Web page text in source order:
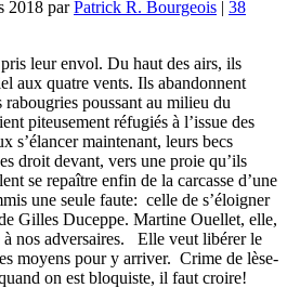
2018 parPatrick R. Bourgeois | 38
leur envol. Du haut des airs, ils
aux quatre vents. Ils abandonnent
poussant au milieu du
piteusement réfugiés à l’issue des
s’élancer maintenant, leurs becs
droit devant, vers une proie qu’ils
se repaître enfin de la carcasse d’une
une seule faute: celle de s’éloigner
Gilles Duceppe. Martine Ouellet, elle,
à nos adversaires. Elle veut libérer le
moyens pour y arriver. Crime de lèse-
on est bloquiste, il faut croire!